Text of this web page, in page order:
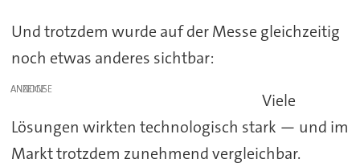
Und trotzdem wurde auf der Messe gleichzeitig
noch etwas anderes sichtbar:
ANZEIGE
Viele
Lösungen wirkten technologisch stark — und im
Markt trotzdem zunehmend vergleichbar.